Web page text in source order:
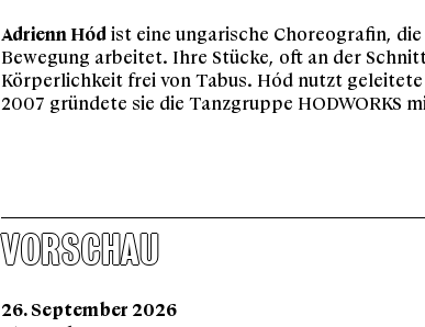
Adrienn Hódist eine ungarische Choreografin,
Bewegung arbeitet. Ihre Stücke, oft an der
Körperlichkeit frei von Tabus. Hód nutzt
2007 gründete sie die Tanzgruppe HODWORKS
VORSCHAU
26. September 2026